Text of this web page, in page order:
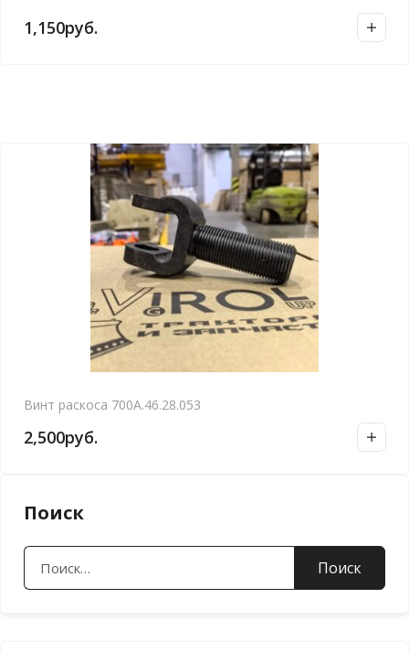
1,150руб.
Винт раскоса 700А.46.28.053
2,500руб.
Поиск
Найти: